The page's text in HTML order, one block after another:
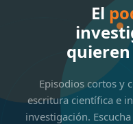
El
quieren
Episodios cortos y
escritura científica e
investigación.